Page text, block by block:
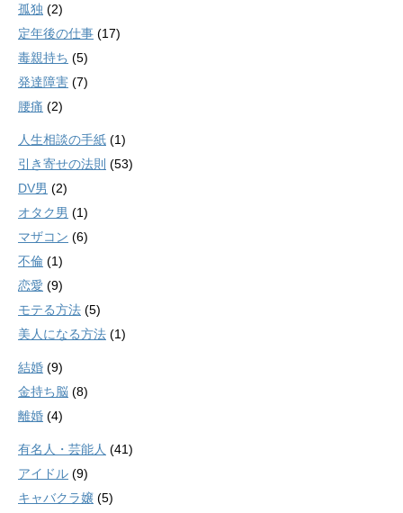
孤独 (2)
定年後の仕事 (17)
毒親持ち (5)
発達障害 (7)
腰痛 (2)
人生相談の手紙 (1)
引き寄せの法則 (53)
DV男 (2)
オタク男 (1)
マザコン (6)
不倫 (1)
恋愛 (9)
モテる方法 (5)
美人になる方法 (1)
結婚 (9)
金持ち脳 (8)
離婚 (4)
有名人・芸能人 (41)
アイドル (9)
キャバクラ嬢 (5)